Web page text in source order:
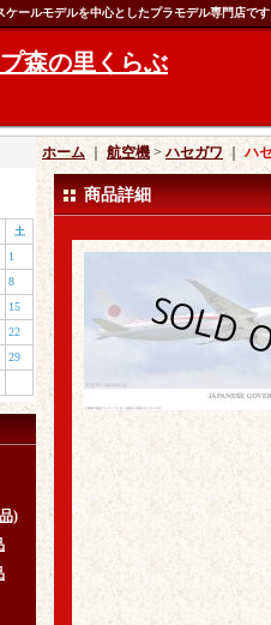
ールモデルを中心としたプラモデル専門店で
森の里くらぶ
土
1
8
15
22
29
)
ホーム 航空機 >ハセガワ ｜ハ
商品詳細